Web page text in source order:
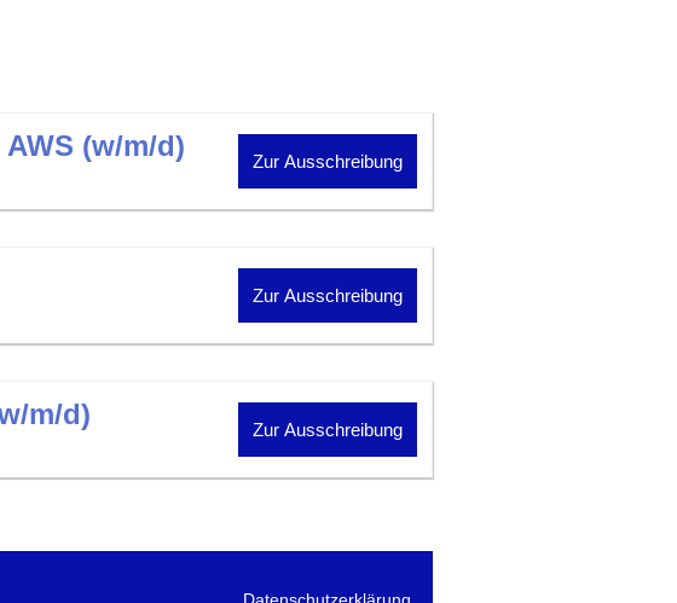
(w/m/d) Zur Ausschreibung
Zur Ausschreibung
m/d) Zur Ausschreibung